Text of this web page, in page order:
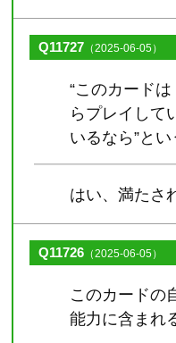
Q11727 （2025-06-05）
“このカード
らプレイして
いるなら”と
はい、満たさ
Q11726 （2025-06-05）
このカードの
能力に含まれ